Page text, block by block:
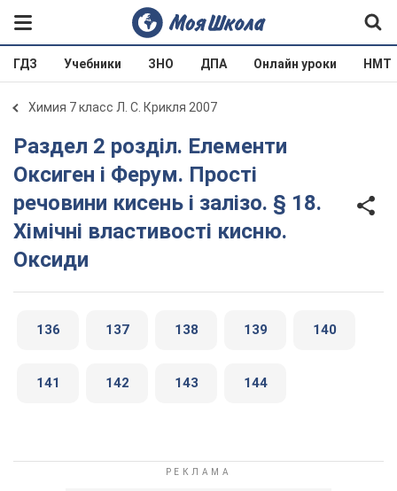
ГДЗ Учебники ЗНО ДПА Онлайн уроки НМТ
Химия 7 класс Л. С. Крикля 2007
Раздел 2 розділ. Елементи
Оксиген і Ферум. Прості
речовини кисень і залізо. § 18.
Хімічні властивості кисню.
Оксиди
136 137 138 139 140
141 142 143 144